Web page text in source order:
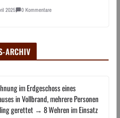
2025 0 Kommentare
ARCHIV
im Erdgeschoss eines
in Vollbrand, mehrere Personen
gerettet → 8 Wehren im Einsatz